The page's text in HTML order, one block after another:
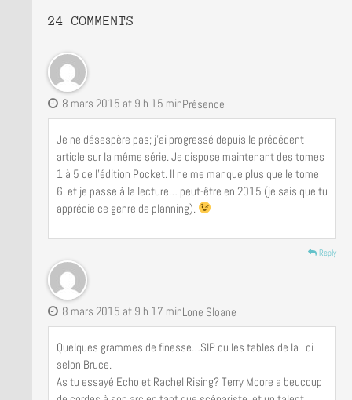
24 COMMENTS
Présence
8 mars 2015 at 9 h 15 min
Je ne désespère pas; j’ai progressé depuis le précédent
article sur la même série. Je dispose maintenant des tomes
1 à 5 de l’édition Pocket. Il ne me manque plus que le tome
6, et je passe à la lecture… peut-être en 2015 (je sais que tu
apprécie ce genre de planning).
Reply
Lone Sloane
8 mars 2015 at 9 h 17 min
Quelques grammes de finesse…SIP ou les tables de la Loi
selon Bruce.
As tu essayé Echo et Rachel Rising? Terry Moore a beucoup